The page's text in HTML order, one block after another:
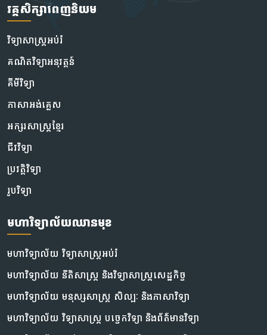
វគ្គសិក្សាពេញនិយម
វិទ្យាសាស្រ្តអប់រំ
គណិតវិទ្យាអនុវត្តន៍
គីមីវិទ្យា
ភាសាអង់គ្លេស
អក្សរសាស្ត្រខ្មែរ
ជីវវិទ្យា
ប្រវត្តិវិទ្យា
រូបវិទ្យា
មហាវិទ្យាល័យឈានមុខ
មហាវិទ្យាល័យ វិទ្យាសាស្រ្តអប់រំ
មហាវិទ្យាល័យ នីតិសាស្រ្ត និងវិទ្យាសាស្ត្រសេដ្ឋកិច្ច
មហាវិទ្យាល័យ មនុស្សសាស្រ្ត សិល្បៈ និងភាសាវិទ្យា
មហាវិទ្យាល័យ វិទ្យាសាស្ត្រ បច្ចេកវិទ្យា និងព័ត៌មានវិទ្យា